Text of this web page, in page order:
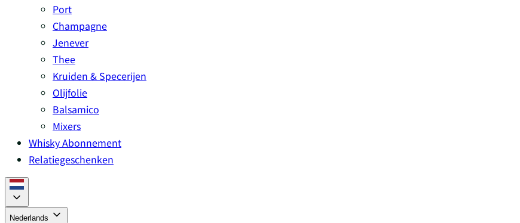
Port
Champagne
Jenever
Thee
Kruiden & Specerijen
Olijfolie
Balsamico
Mixers
Whisky Abonnement
Relatiegeschenken
Nederlands